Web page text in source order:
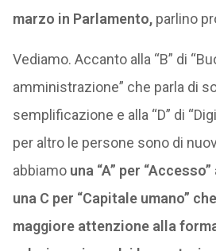
marzo in Parlamento,parlino
Vediamo. Accanto alla “B” di
amministrazione” che parla di
semplificazione e alla “D” di
per altro le persone sono di
abbiamo una “A” per
una C per “Capitale umano”
maggiore attenzione alla